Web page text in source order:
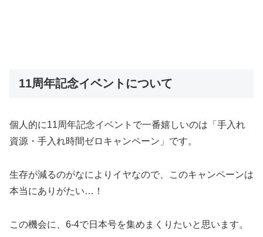
11周年記念イベントについて
個人的に11周年記念イベントで一番嬉しいのは「手入れ
資源・手入れ時間ゼロキャンペーン」です。
生存が減るのがなによりイヤなので、このキャンペーンは
本当にありがたい…！
この機会に、6-4で日本号を集めまくりたいと思います。